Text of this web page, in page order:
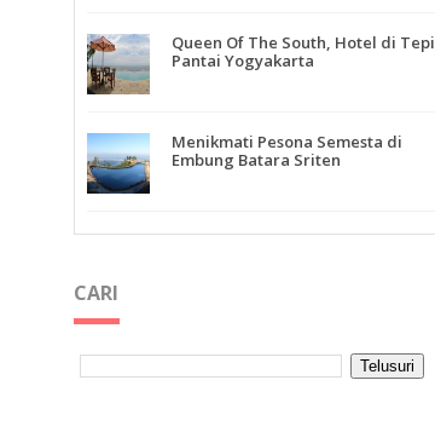
Queen Of The South, Hotel di Tepi
Pantai Yogyakarta
Menikmati Pesona Semesta di
Embung Batara Sriten
CARI